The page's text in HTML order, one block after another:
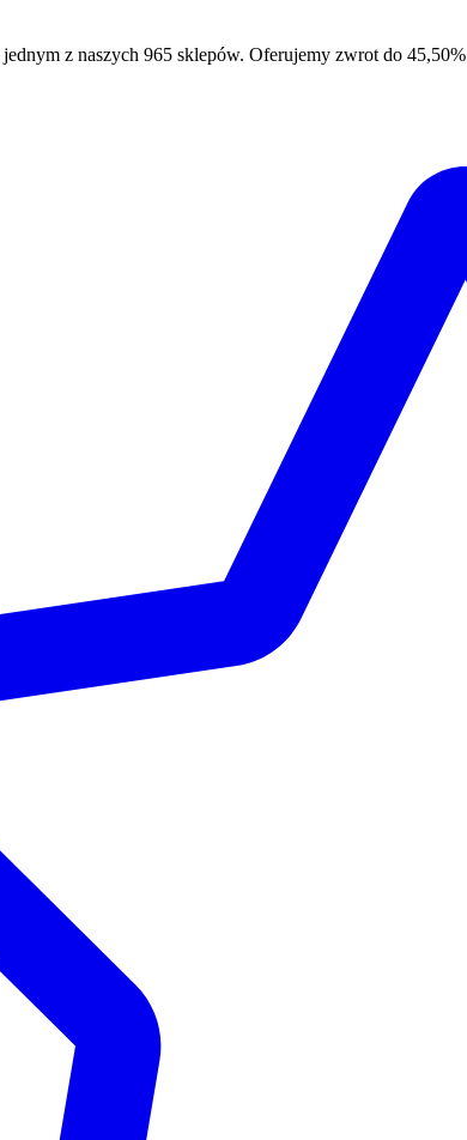
z naszych 965 sklepów. Oferujemy zwrot do 45,50%